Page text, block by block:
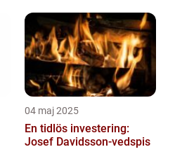
04 maj 2025
En tidlös investering:
Josef Davidsson-vedspis